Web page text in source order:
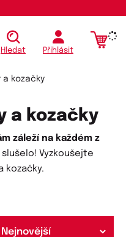
Hledat Přihlásit
a kozačky
a kozačky
záleží na každém z
Vyzkoušejte
kozačky.